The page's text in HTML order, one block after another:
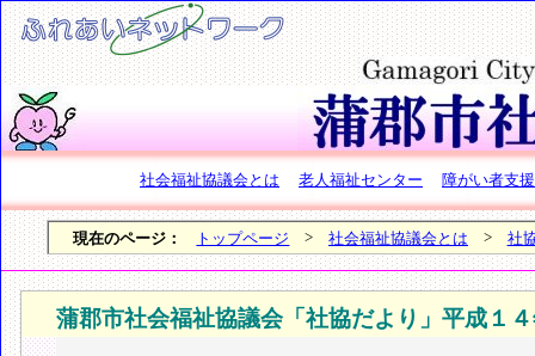
社会福祉協議会とは 老人福祉センター 障がい者支
現在のページ： トップページ > 社会福祉協議会とは > 社
蒲郡市社会福祉協議会「社協だより」平成１